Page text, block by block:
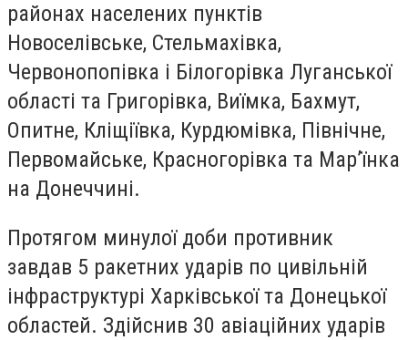
районах населених пунктів
Новоселівське, Стельмахівка,
Червонопопівка і Білогорівка Луганської
області та Григорівка, Виїмка, Бахмут,
Опитне, Кліщіївка, Курдюмівка, Північне,
Первомайське, Красногорівка та Мар’їнка
на Донеччині.
Протягом минулої доби противник
завдав 5 ракетних ударів по цивільній
інфраструктурі Харківської та Донецької
областей. Здійснив 30 авіаційних ударів